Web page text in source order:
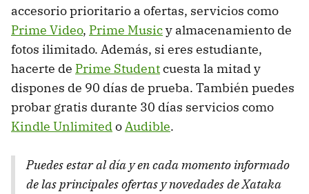
accesorio prioritario a ofertas, servicios como
Prime Video, Prime Musicy almacenamiento de
fotos ilimitado. Además, si eres estudiante,
hacerte de Prime Studentcuesta la mitad y
dispones de 90 días de prueba. También puedes
probar gratis durante 30 días servicios como
Kindle UnlimitedoAudible.
Puedes estar al día y en cada momento informado
de las principales ofertas y novedades de Xataka